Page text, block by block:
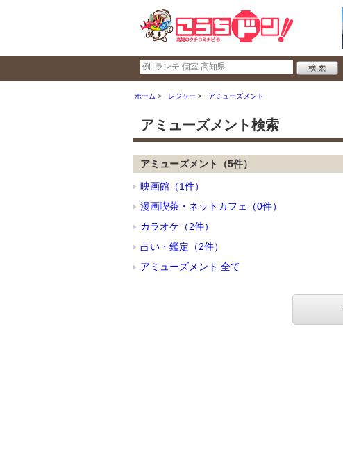
ホーム レジャー アミューズメント
アミューズメント検索
アミューズメント（5件）
映画館（1件）
漫画喫茶・ネットカフェ（0件）
カラオケ（2件）
占い・鑑定（2件）
アミューズメント 全て